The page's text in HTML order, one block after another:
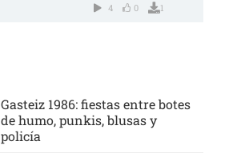
4 0 1
Gasteiz 1986: fiestas entre botes
de humo, punkis, blusas y
policía